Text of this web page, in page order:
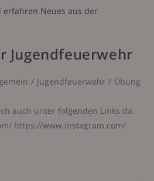
Jugendfeuerwehr
/ Jugendfeuerwehr / Übung
auch unter folgenden Links da.
https://www.instagram.com/